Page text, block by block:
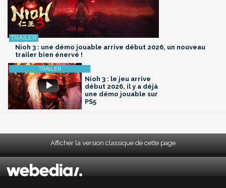
Nioh 3 : une démo jouable arrive début 2026, un nouveau
trailer bien énervé !
Nioh 3 : le jeu arrive
début 2026, il y a déjà
une démo jouable sur
PS5
Afficher la version classique de cette page